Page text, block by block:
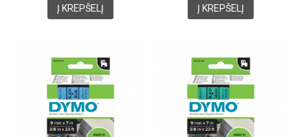
Į KREPŠELĮ Į KREPŠELĮ